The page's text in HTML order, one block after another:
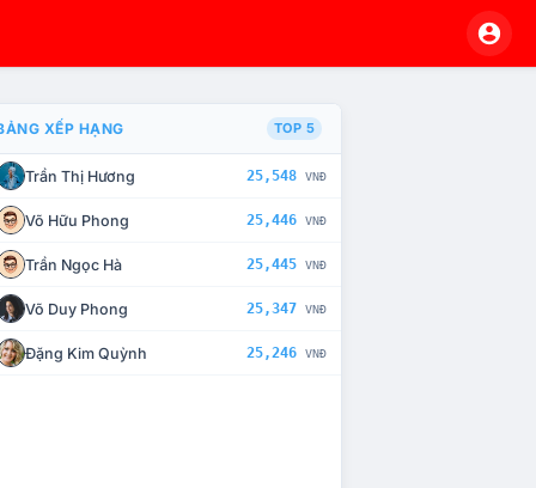
CHẾ TÀI XỬ LÝ VI PHẠM
XẾP HẠNG TOP 5
Trần Thị Hương 25,548 VNĐ
Võ Hữu Phong 25,446 VNĐ
Trần Ngọc Hà 25,445 VNĐ
Võ Duy Phong 25,347 VNĐ
Đặng Kim Quỳnh 25,246 VNĐ